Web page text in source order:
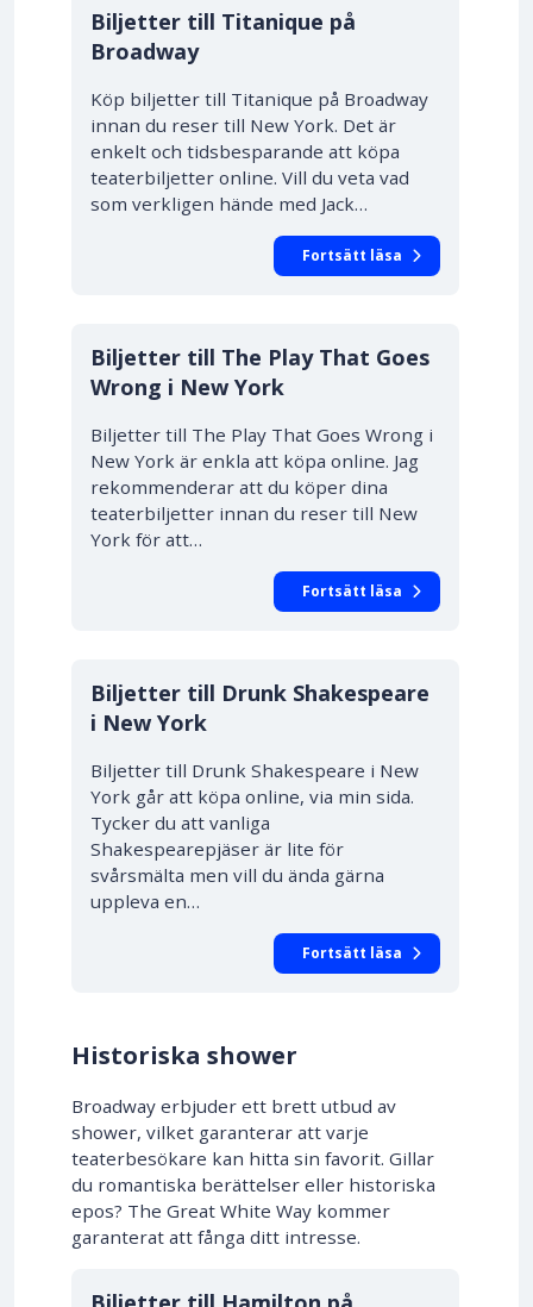
Biljetter till Titanique på
Broadway
Köp biljetter till Titanique på Broadway
innan du reser till New York. Det är
enkelt och tidsbesparande att köpa
teaterbiljetter online. Vill du veta vad
som verkligen hände med Jack…
Fortsätt läsa
10% RABATT
Biljetter till The Play That Goes
Wrong i New York
Biljetter till The Play That Goes Wrong i
New York är enkla att köpa online. Jag
rekommenderar att du köper dina
teaterbiljetter innan du reser till New
York för att…
Fortsätt läsa
Biljetter till Drunk Shakespeare
i New York
Biljetter till Drunk Shakespeare i New
York går att köpa online, via min sida.
Tycker du att vanliga
Shakespearepjäser är lite för
svårsmälta men vill du ända gärna
uppleva en…
Fortsätt läsa
Historiska shower
Broadway erbjuder ett brett utbud av
shower, vilket garanterar att varje
teaterbesökare kan hitta sin favorit. Gillar
du romantiska berättelser eller historiska
epos? The Great White Way kommer
garanterat att fånga ditt intresse.
10% RABATT